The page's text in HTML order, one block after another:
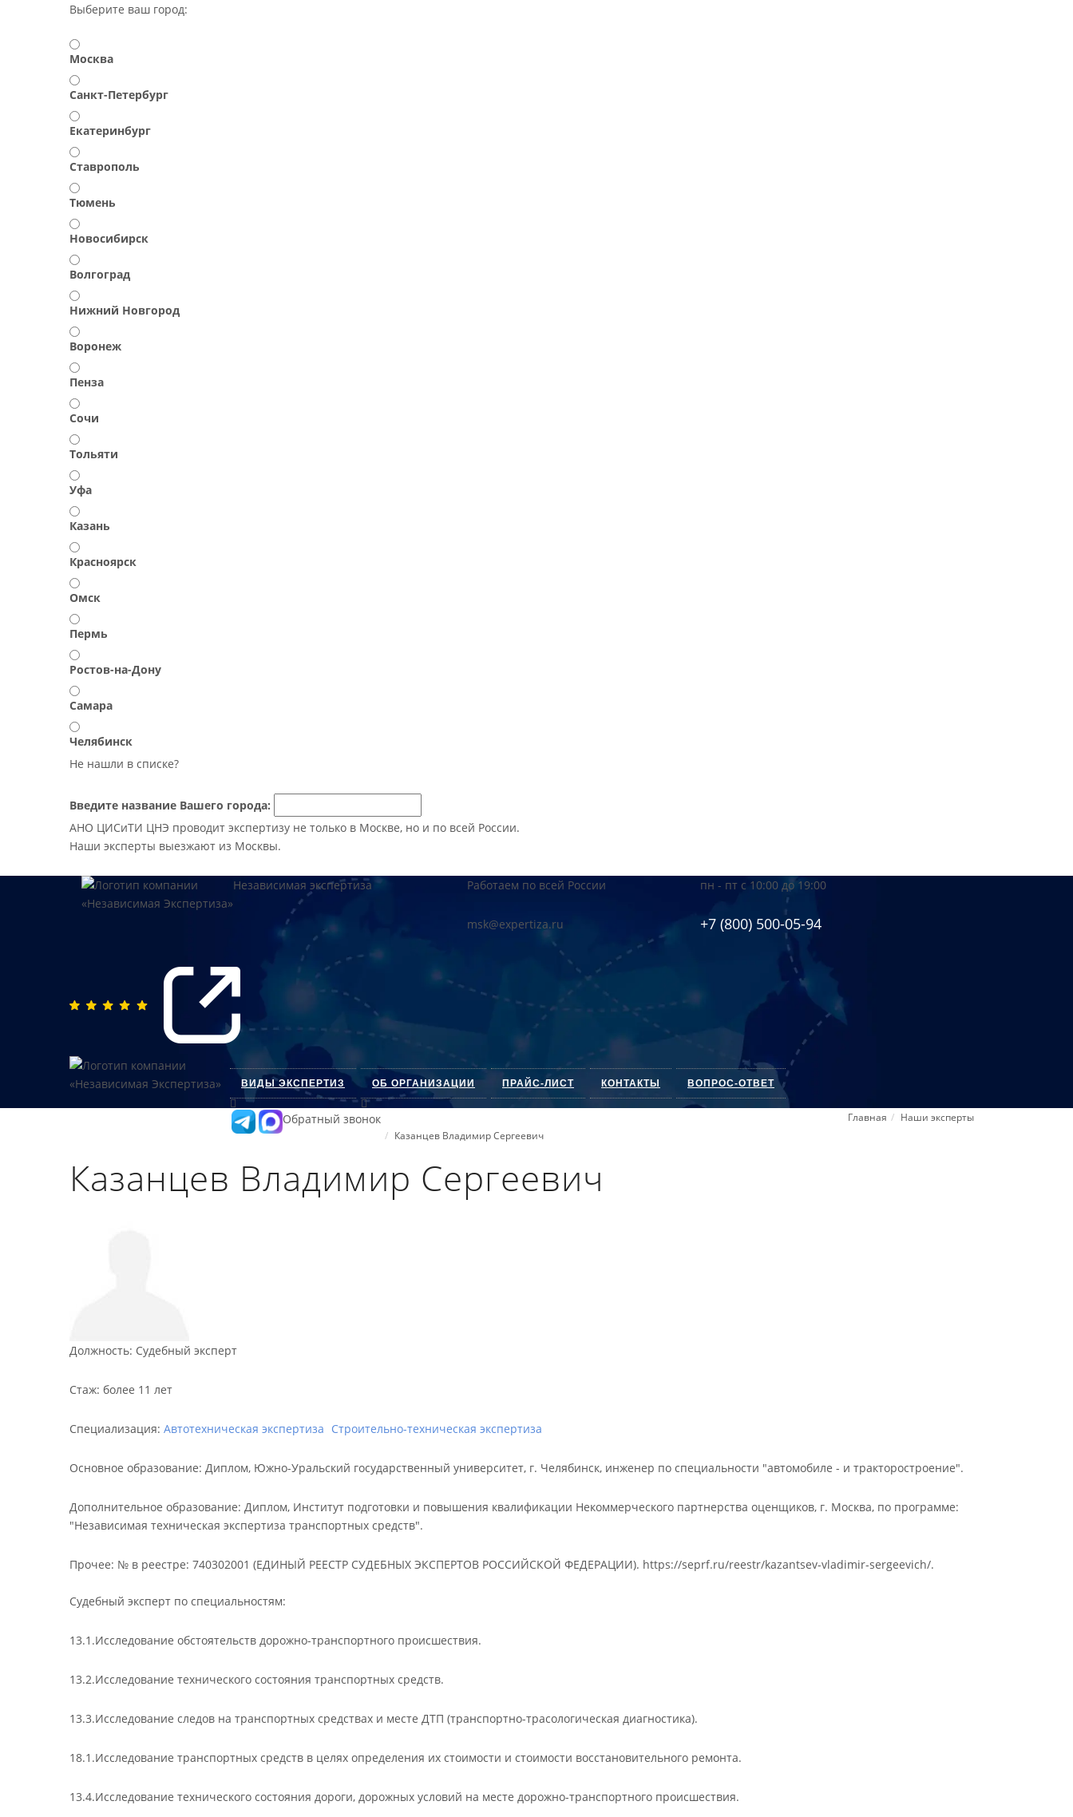
Выберите ваш город:
Москва
Санкт-Петербург
Екатеринбург
Ставрополь
Тюмень
Новосибирск
Волгоград
Нижний Новгород
Воронеж
Пенза
Сочи
Тольяти
Уфа
Казань
Красноярск
Омск
Пермь
Ростов-на-Дону
Самара
Челябинск
Не нашли в списке?
Введите название Вашего города:
АНО ЦИСиТИ ЦНЭ проводит экспертизу не только в Москве, но и по всей России.
Наши эксперты выезжают из Москвы.
Независимая экспертиза Работаем по всей России
msk@expertiza.ru
пн - пт с 10:00 до 19:00
+7 (800) 500-05-94
ВИДЫ ЭКСПЕРТИЗ ОБ ОРГАНИЗАЦИИ ПРАЙС-ЛИСТ КОНТАКТЫ ВОПРОС-ОТВЕТ
Обратный звонок Главная
Наши эксперты
Казанцев Владимир Сергеевич
Казанцев Владимир Сергеевич
Должность: Судебный эксперт
Стаж: более 11 лет
Специализация: Автотехническая экспертиза Строительно-техническая экспертиза
Основное образование: Диплом, Южно-Уральский государственный университет, г. Челябинск, инженер по специальности "автомобиле - и тракторостроение".
Дополнительное образование: Диплом, Институт подготовки и повышения квалификации Некоммерческого партнерства оценщиков, г. Москва, по программе:
"Независимая техническая экспертиза транспортных средств".
Прочее: № в реестре: 740302001 (ЕДИНЫЙ РЕЕСТР СУДЕБНЫХ ЭКСПЕРТОВ РОССИЙСКОЙ ФЕДЕРАЦИИ). https://seprf.ru/reestr/kazantsev-vladimir-sergeevich/.
Судебный эксперт по специальностям:
13.1.Исследование обстоятельств дорожно-транспортного происшествия.
13.2.Исследование технического состояния транспортных средств.
13.3.Исследование следов на транспортных средствах и месте ДТП (транспортно-трасологическая диагностика).
18.1.Исследование транспортных средств в целях определения их стоимости и стоимости восстановительного ремонта.
13.4.Исследование технического состояния дороги, дорожных условий на месте дорожно-транспортного происшествия.